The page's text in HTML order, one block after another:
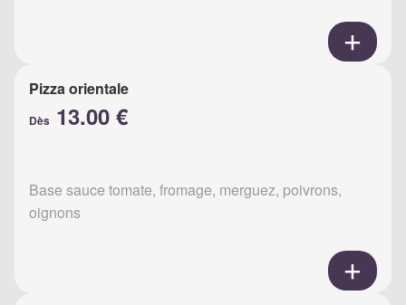
Pizza orientale
Dès 13.00 €
Base sauce tomate, fromage, merguez, poivrons,
oignons